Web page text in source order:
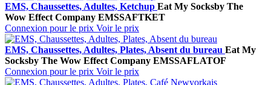
EMS, Chaussettes, Adultes, Ketchup Eat My Socksby The
Wow Effect Company EMSSAFTKET
Connexion pour le prix Voir le prix
EMS, Chaussettes, Adultes, Plates, Absent du bureau Eat My
Socksby The Wow Effect Company EMSSAFLATOF
Connexion pour le prix Voir le prix